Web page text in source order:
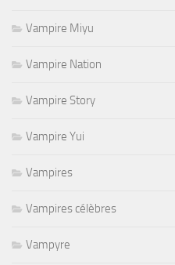
Vampire Miyu
Vampire Nation
Vampire Story
Vampire Yui
Vampires
Vampires célèbres
Vampyre